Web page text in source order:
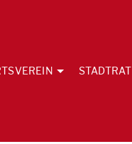
STADTRAT